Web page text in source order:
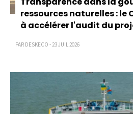
ressources naturelles : le
à accélérer l'audit du
PAR DESKECO - 23 JUIL 2026